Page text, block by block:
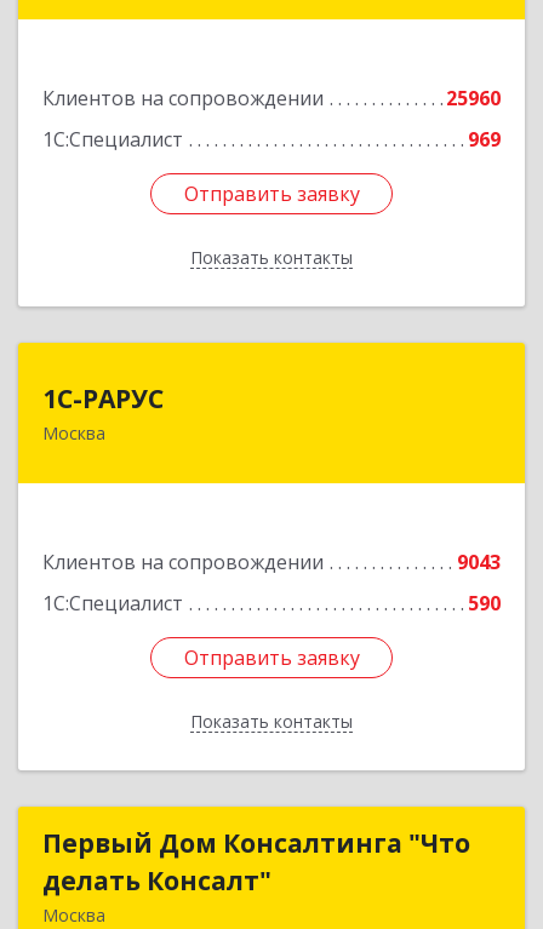
Клиентов на сопровождении
25960
1С:Специалист
969
Отправить заявку
Показать контакты
Отправить заявку
Назад
1С-РАРУС
Москва
Клиентов на сопровождении
9043
1С:Специалист
590
Отправить заявку
Показать контакты
127434, Москва г, Дмитровское ш, дом № 9Б
Отправить заявку
Назад
Первый Дом Консалтинга "Что
делать Консалт"
Москва
Первый Дом Консалтинга "Что